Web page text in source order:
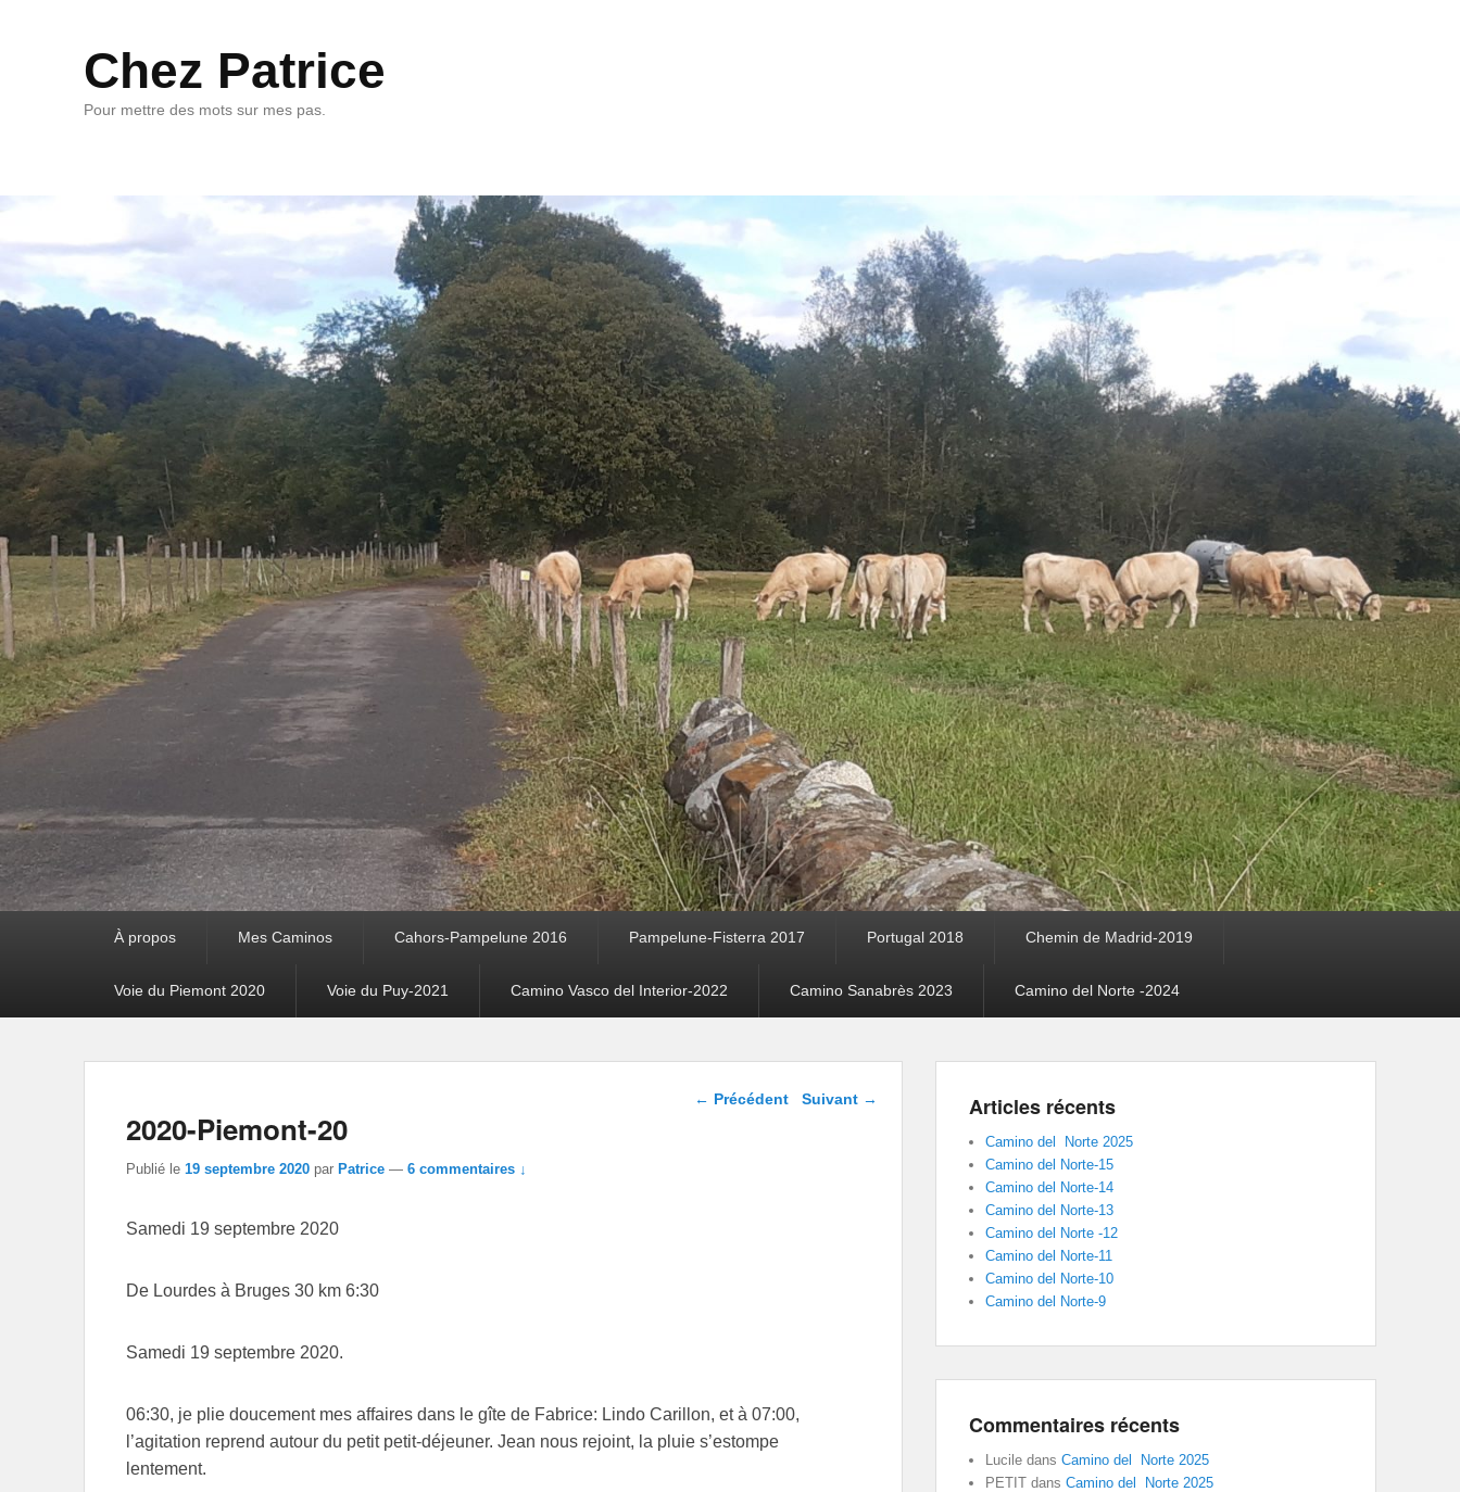
Chez Patrice
Pour mettre des mots sur mes pas.
À propos Mes Caminos Cahors-Pampelune 2016 Pampelune-Fisterra 2017 Portugal 2018 Chemin de Madrid-2019
Voie du Piemont 2020 Voie du Puy-2021 Camino Vasco del Interior-2022 Camino Sanabrès 2023 Camino del Norte -2024
Navigation dans les
← Précédent Suivant →
2020-Piemont-20
Publié le 19 septembre 2020 par Patrice — 6 commentaires ↓
Samedi 19 septembre 2020
De Lourdes à Bruges 30 km 6:30
Samedi 19 septembre 2020.
06:30, je plie doucement mes affaires dans le gîte de Fabrice: Lindo Carillon, et à 07:00,
l’agitation reprend autour du petit petit-déjeuner. Jean nous rejoint, la pluie s’estompe
lentement.
Articles récents
Camino del Norte 2025
Camino del Norte-15
Camino del Norte-14
Camino del Norte-13
Camino del Norte -12
Camino del Norte-11
Camino del Norte-10
Camino del Norte-9
Commentaires récents
Lucile dans Camino del Norte 2025
PETIT dans Camino del Norte 2025